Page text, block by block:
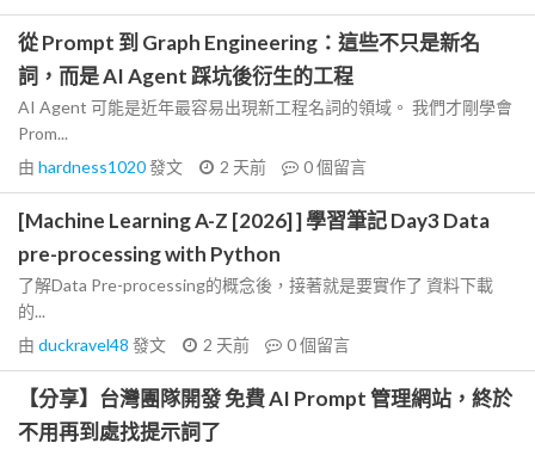
從 Prompt 到 Graph Engineering：這些不只是新名
詞，而是 AI Agent 踩坑後衍生的工程
AI Agent 可能是近年最容易出現新工程名詞的領域。 我們才剛學會
Prom...
由 hardness1020發文 2 天前 0個留言
[Machine Learning A-Z [2026] ] 學習筆記 Day3 Data
pre-processing with Python
了解Data Pre-processing的概念後，接著就是要實作了 資料下載
的...
由 duckravel48 發文 2 天前 0個留言
【分享】台灣團隊開發 免費 AI Prompt 管理網站，終於
不用再到處找提示詞了